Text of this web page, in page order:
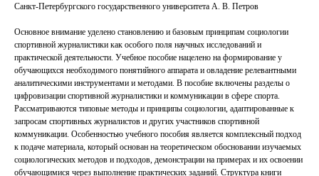
Санкт-Петербургского государственного университета А. В. Петров
Основное внимание уделено становлению и базовым принципам социологии
спортивной журналистики как особого поля научных исследований и
практической деятельности. Учебное пособие нацелено на формирование у
обучающихся необходимого понятийного аппарата и овладение релевантными
аналитическими инструментами и методами. В пособие включены разделы о
цифровизации спортивной журналистики и коммуникации в сфере спорта.
Рассматриваются типовые методы и принципы социологии, адаптированные к
запросам спортивных журналистов и других участников спортивной
коммуникации. Особенностью учебного пособия является комплексный подход
к подаче материала, который основан на теоретическом обосновании изучаемых
социологических методов и подходов, демонстрации на примерах и их освоении
обучающимися через выполнение практических заданий. Структура книги